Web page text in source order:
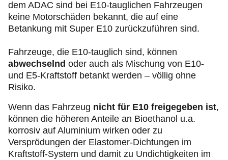
dem ADAC sind bei E10-tauglichen Fahrzeugen
keine Motorschäden bekannt, die auf eine
Betankung mit Super E10 zurückzuführen sind.
Fahrzeuge, die E10-tauglich sind, können
abwechselnd oder auch als Mischung von E10-
und E5-Kraftstoff betankt werden – völlig ohne
Risiko.
Wenn das Fahrzeug nicht für E10 freigegeben ist,
können die höheren Anteile an Bioethanol u.a.
korrosiv auf Aluminium wirken oder zu
Versprödungen der Elastomer-Dichtungen im
Kraftstoff-System und damit zu Undichtigkeiten im